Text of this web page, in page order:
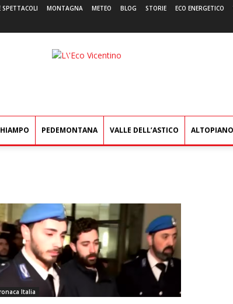
SPETTACOLI MONTAGNA METEO BLOG STORIE ECO ENERGETICO
L'Eco
PEDEMONTANA VALLE DELL’ASTICO ALTOPIANO
Italia